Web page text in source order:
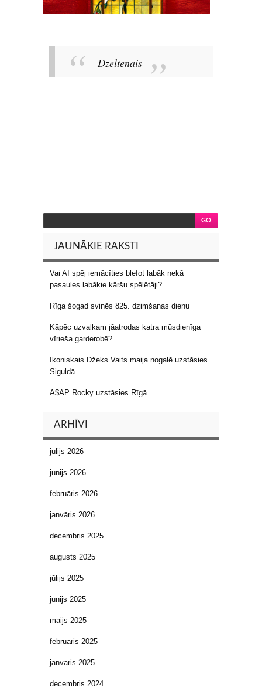
Dzeltenais
JAUNĀKIE RAKSTI
Vai AI spēj iemācīties blefot labāk nekā
pasaules labākie kāršu spēlētāji?
Rīga šogad svinēs 825. dzimšanas dienu
Kāpēc uzvalkam jāatrodas katra mūsdienīga
vīrieša garderobē?
Ikoniskais Džeks Vaits maija nogalē uzstāsies
Siguldā
A$AP Rocky uzstāsies Rīgā
ARHĪVI
jūlijs 2026
jūnijs 2026
februāris 2026
janvāris 2026
decembris 2025
augusts 2025
jūlijs 2025
jūnijs 2025
maijs 2025
februāris 2025
janvāris 2025
decembris 2024